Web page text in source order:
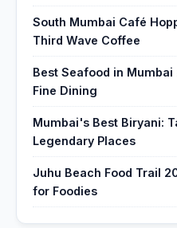
South Mumbai Café
Third Wave Coffee
Best Seafood in
Fine Dining
Mumbai's Best Biryani:
Legendary Places
Juhu Beach Food Trail
for Foodies